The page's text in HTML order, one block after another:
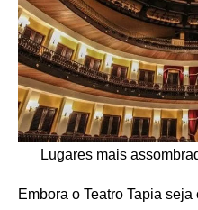
Lugares mais
Embora o Teatro Tapia